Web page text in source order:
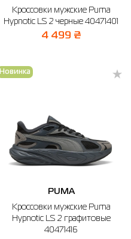
Кроссовки мужские Puma
Hypnotic LS 2 черные 40471401
4 499 ₴
Новинка
PUMA
Кроссовки мужские Puma
Hypnotic LS 2 графитовые
40471416